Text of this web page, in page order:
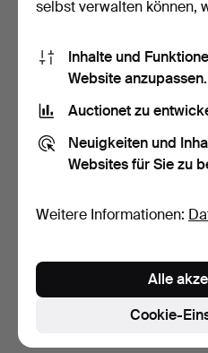
Funktionalismus-Stil, 2.
84 USD
selbst verwalten können,
Inhalte und
Website anzupassen.
Auctionet zu
Neuigkeiten und
Websites für Sie zu
Weitere Informationen:
Cookie-
Alle